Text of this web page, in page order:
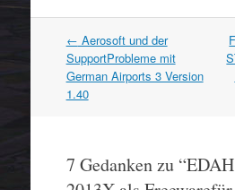
Artikel
Navigation
← Aerosoft und der
SupportProbleme mit
German Airports 3 Version
1.40
7 Gedanken zu “